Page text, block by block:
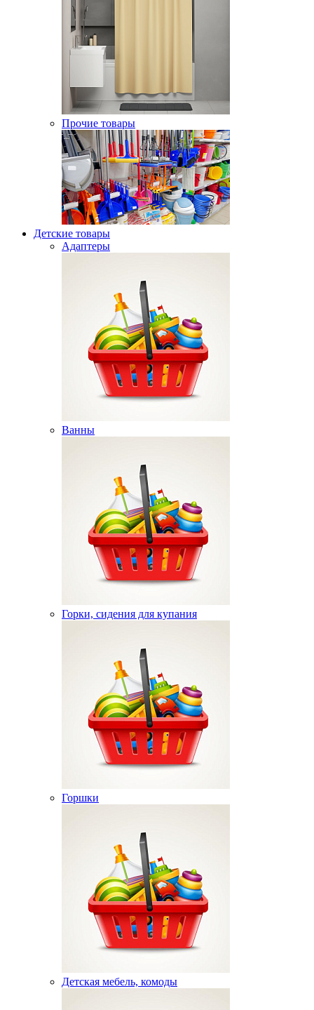
Прочие товары
Детские товары
Адаптеры
Ванны
Горки, сидения для купания
Горшки
Детская мебель, комоды